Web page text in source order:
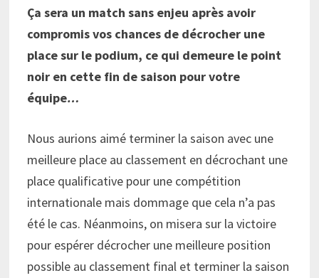
Ça sera un match sans enjeu après avoir
compromis vos chances de décrocher une
place sur le podium, ce qui demeure le point
noir en cette fin de saison pour votre
équipe…
Nous aurions aimé terminer la saison avec une
meilleure place au classement en décrochant une
place qualificative pour une compétition
internationale mais dommage que cela n’a pas
été le cas. Néanmoins, on misera sur la victoire
pour espérer décrocher une meilleure position
possible au classement final et terminer la saison